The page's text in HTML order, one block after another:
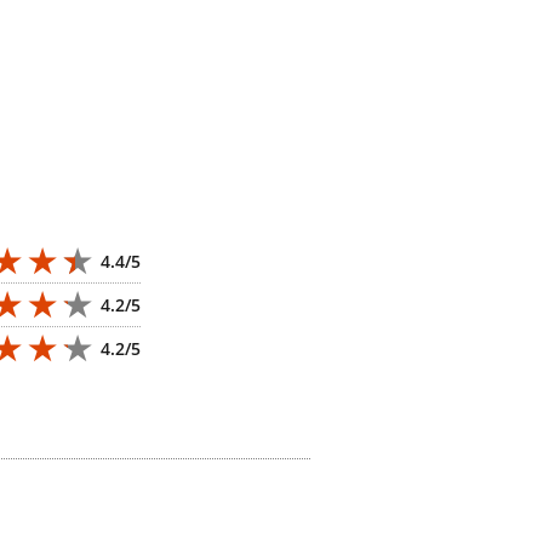
4.4/5
4.2/5
4.2/5